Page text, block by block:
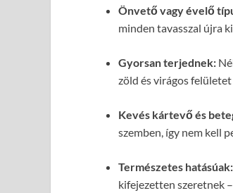
Önvető vagy évelő
minden tavasszal újra
Gyorsan terjednek:
zöld és virágos
Kevés kártevő és
szemben, így nem kell
Természetes hatásúak:
kifejezetten szeretnek